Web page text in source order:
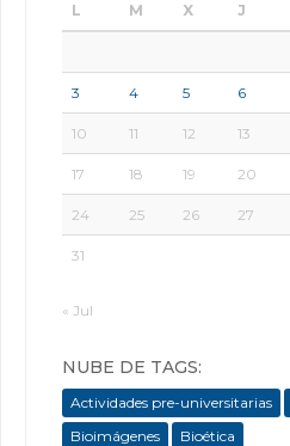
L M X J
3 4 5 6
10 11 12 13
17 18 19 20
24 25 26 27
31
« Jul
NUBE DE TAGS:
Actividades pre-universitarias
Bioimágenes
Bioética